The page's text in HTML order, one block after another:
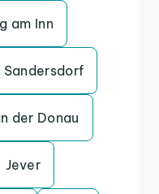
am Inn
Sandersdorf
der Donau
Jever